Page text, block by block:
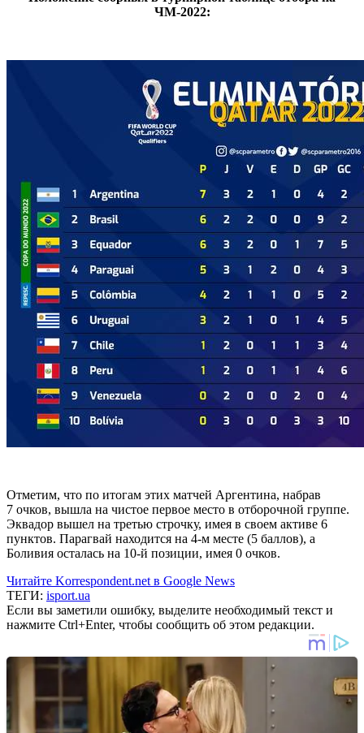
ЧМ-2022:
Отметим, что по итогам этих матчей Аргентина, набрав
7 очков, вышла на чистое первое место в отборочной группе.
Эквадор вышел на третью строчку, имея в своем активе 6
пунктов. Парагвай находится на 4-м месте (5 баллов), а
Боливия осталась на 10-й позиции, имея 0 очков.
Читайте Korrespondent.net в Google News
ТЕГИ: isport.ua
Если вы заметили ошибку, выделите необходимый текст и
нажмите Ctrl+Enter, чтобы сообщить об этом редакции.